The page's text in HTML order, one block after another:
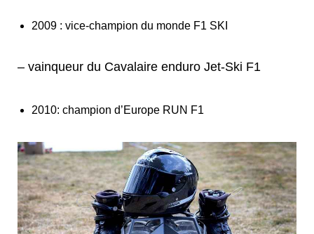
2009 : vice-champion du monde F1 SKI
– vainqueur du Cavalaire enduro Jet-Ski F1
2010: champion d’Europe RUN F1